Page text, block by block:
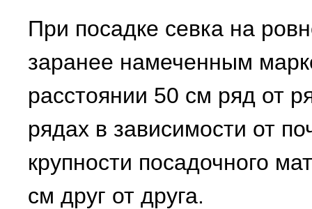
При посадке севка на
заранее намеченным
расстоянии 50 см ряд от
рядах в зависимости от
крупности посадочного
см друг от друга.